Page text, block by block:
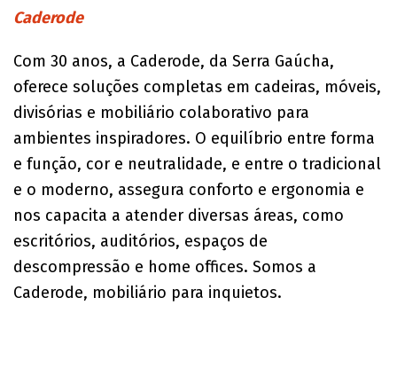
Caderode
Com 30 anos, a Caderode, da Serra Gaúcha,
oferece soluções completas em cadeiras, móveis,
divisórias e mobiliário colaborativo para
ambientes inspiradores. O equilíbrio entre forma
e função, cor e neutralidade, e entre o tradicional
e o moderno, assegura conforto e ergonomia e
nos capacita a atender diversas áreas, como
escritórios, auditórios, espaços de
descompressão e home offices. Somos a
Caderode, mobiliário para inquietos.